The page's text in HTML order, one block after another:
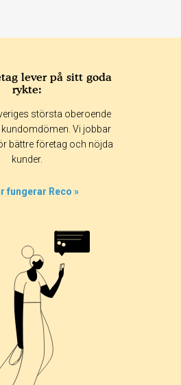
lever på sitt goda
rykte:
största oberoende
Vi jobbar
bättre företag och nöjda
kunder.
fungerar Reco »